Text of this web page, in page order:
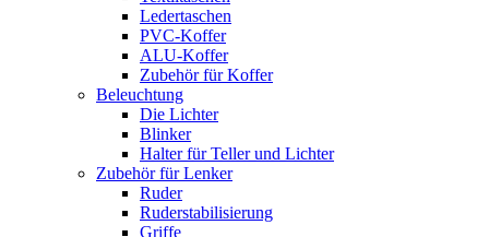
Ledertaschen
PVC-Koffer
ALU-Koffer
Zubehör für Koffer
Beleuchtung
Die Lichter
Blinker
Halter für Teller und Lichter
Zubehör für Lenker
Ruder
Ruderstabilisierung
Griffe